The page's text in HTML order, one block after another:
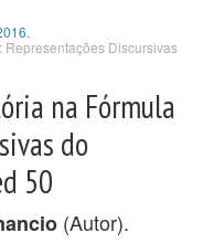
Representações Discursivas
na Fórmula
do
50
(Autor).